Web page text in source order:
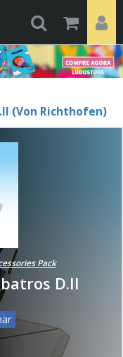
(Von Richthofen)
Pack
D.II